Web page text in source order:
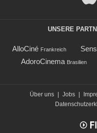
UNSERE
AlloCiné Frankreich
AdoroCinema Brasilien
Über uns Jobs